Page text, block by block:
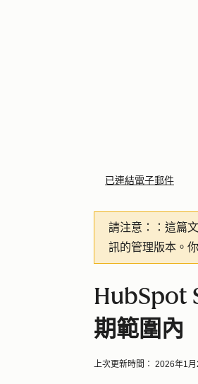
已連結電子郵件
請注意：
：這篇
訊的管理版本。
HubSpot
期範圍內
上次更新時間： 2026年1月